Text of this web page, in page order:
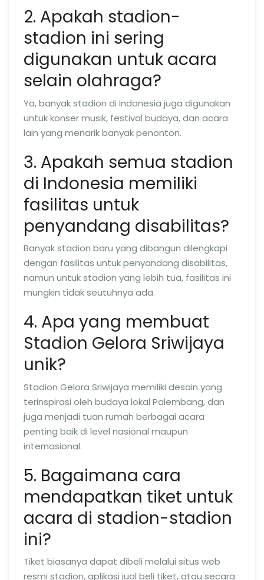
2. Apakah stadion-
stadion ini sering
digunakan untuk acara
selain olahraga?
Ya, banyak stadion di Indonesia juga digunakan
untuk konser musik, festival budaya, dan acara
lain yang menarik banyak penonton.
3. Apakah semua stadion
di Indonesia memiliki
fasilitas untuk
penyandang disabilitas?
Banyak stadion baru yang dibangun dilengkapi
dengan fasilitas untuk penyandang disabilitas,
namun untuk stadion yang lebih tua, fasilitas ini
mungkin tidak seutuhnya ada.
4. Apa yang membuat
Stadion Gelora Sriwijaya
unik?
Stadion Gelora Sriwijaya memiliki desain yang
terinspirasi oleh budaya lokal Palembang, dan
juga menjadi tuan rumah berbagai acara
penting baik di level nasional maupun
internasional.
5. Bagaimana cara
mendapatkan tiket untuk
acara di stadion-stadion
ini?
Tiket biasanya dapat dibeli melalui situs web
resmi stadion, aplikasi jual beli tiket, atau secara